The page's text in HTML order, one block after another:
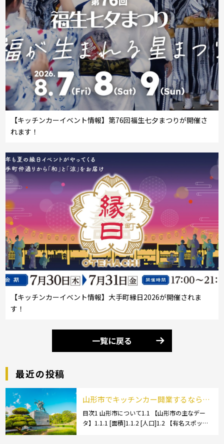
【キッチンカーイベント情報】第76回福生七夕まつりが開催さ
れます！
【キッチンカーイベント情報】大手町縁日2026が開催されま
す！
一覧に戻る
最近の投稿
山形市でキッチンカー開業するなら格
安のレンタル・リース！営業許可取得
の流れも解説！
目次1 山形市について1.1 【山形市の主なデー
タ】1.1.1 [面積]1.1.2 [人口]1.2 【有名スポッ